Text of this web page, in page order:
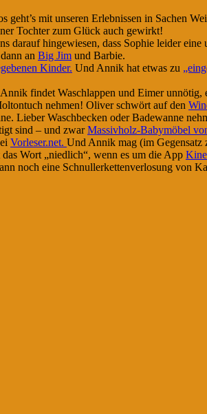
mit unseren Erlebnissen in Sachen
Tochter zum Glück auch gewirkt!
darauf hingewiesen, dass Sophie leider eine
an Big Jim und Barbie.
Kinder. Und Annik hat etwas zu
findet Waschlappen und Eimer
nehmen! Oliver schwört auf den
Lieber Waschbecken oder Badewanne
sind – und zwarMassivholz-Babymöbel
Vorleser.net. Und Annik mag (im
Wort „niedlich“, wenn es um die App
noch eine Schnullerkettenverlosung von